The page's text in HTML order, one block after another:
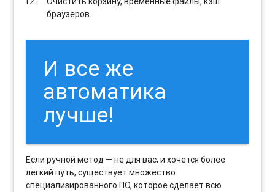
браузеров.
И все же
автоматика
лучше!
Если ручной метод — не для вас, и хочется более
легкий путь, существует множество
специализированного ПО, которое сделает всю